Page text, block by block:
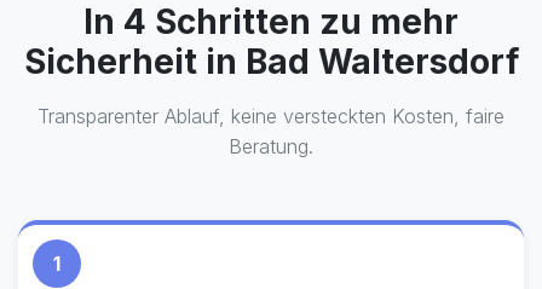
In 4 Schritten zu mehr
Sicherheit in Bad Waltersdorf
Transparenter Ablauf, keine versteckten Kosten, faire
Beratung.
1